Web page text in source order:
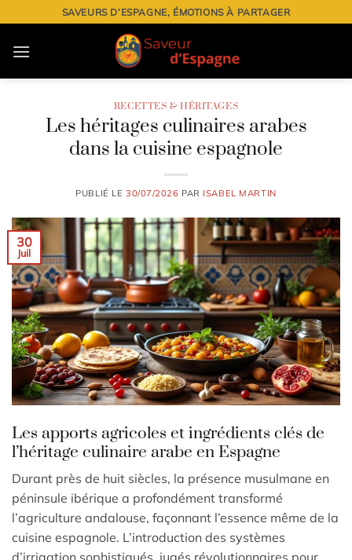
au
contenu
SAVEURS D’ESPAGNE, ÉMOTIONS À PARTAGER
RECETTES & HÉRITAGES
Les héritages culinaires arabes
dans la cuisine espagnole
PUBLIÉ LE 30/07/2026 PAR ISABEL MARTIN
30
Juil
Les apports agricoles et ingrédients clés de
l’héritage culinaire arabe en Espagne
Durant près de huit siècles, la présence musulmane en
péninsule ibérique a profondément transformé
l’agriculture andalouse, façonnant l’essence même de la
cuisine espagnole. L’introduction des systèmes